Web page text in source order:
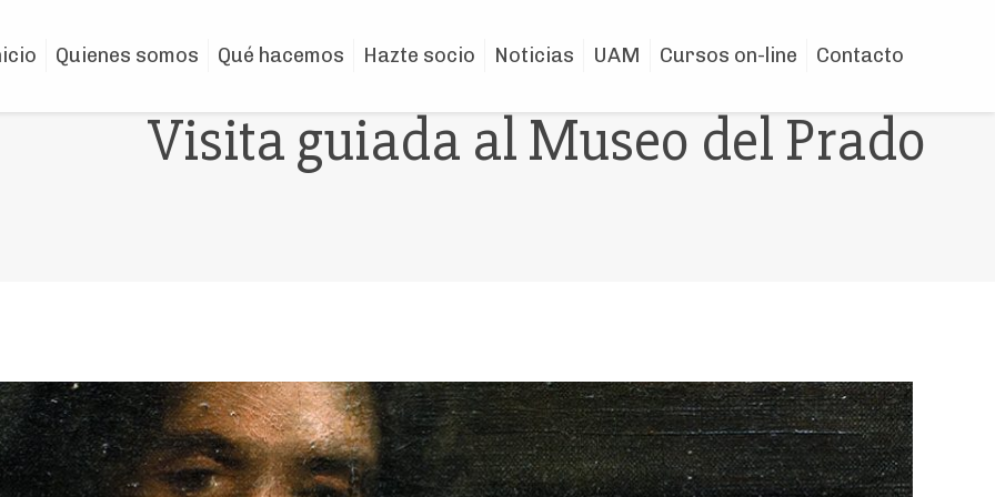
Quienes somos Qué hacemos Hazte socio Noticias UAM Cursos on-line Contacto
Visita guiada al Museo del Prado